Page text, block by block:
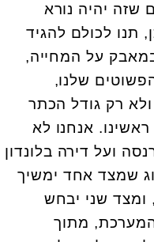
שזה יהיה נורא
תנו לכולם להגיד
על המחייה,
שלנו,
רק גודל הכתר
אנחנו לא
ועל דירה בלונדון
שמצד אחד ימשיך
ומצד שני יבחש
המערכת, מתוך